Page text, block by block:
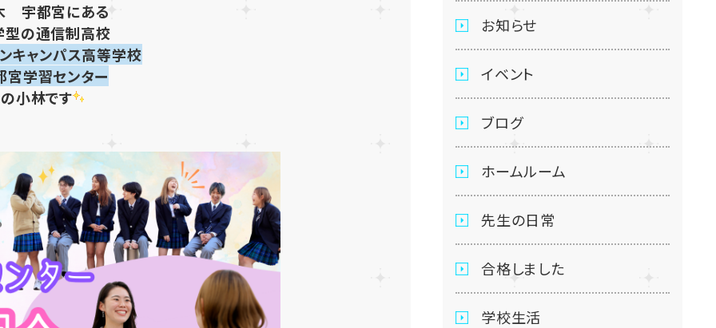
宇都宮にある
型の通信制高校
キャンパス高等学校
宮学習センター
の小林です
お知らせ
イベント
ブログ
ホームルーム
先生の日常
合格しました
学校生活